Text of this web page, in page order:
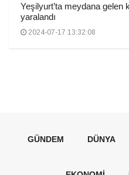
Yeşilyurt’ta meydana
yaralandı
2024-07-17 13:32:08
GÜNDEM DÜNYA